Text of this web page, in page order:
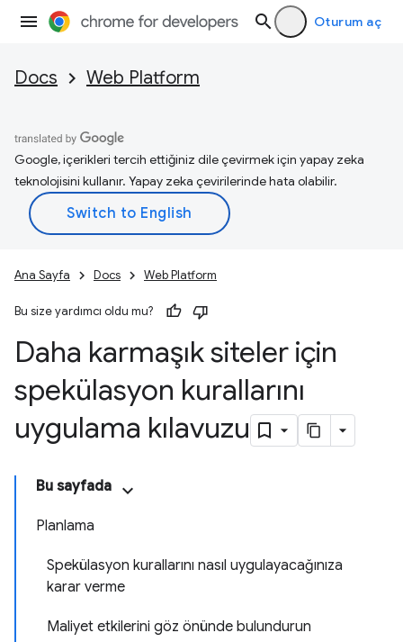
Oturum aç
Docs Web Platform
Google, içerikleri tercih ettiğiniz dile çevirmek için yapay zeka
teknolojisini kullanır. Yapay zeka çevirilerinde hata olabilir.
Ana Sayfa Docs Web Platform
Bu size yardımcı oldu mu?
Daha karmaşık siteler için
spekülasyon kurallarını
uygulama kılavuzu
Bu sayfada
Planlama
Spekülasyon kurallarını nasıl uygulayacağınıza
karar verme
Maliyet etkilerini göz önünde bulundurun